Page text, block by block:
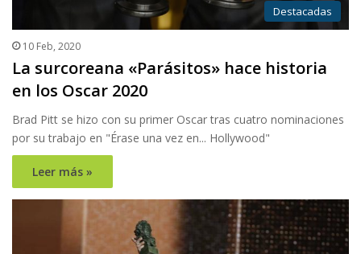
Destacadas
10 Feb, 2020
La surcoreana «Parásitos» hace historia
en los Oscar 2020
Brad Pitt se hizo con su primer Oscar tras cuatro nominaciones
por su trabajo en "Érase una vez en... Hollywood"
Leer más »